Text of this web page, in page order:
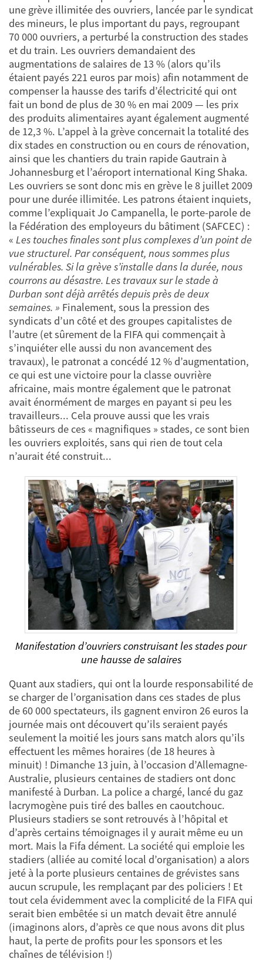
une grève illimitée des ouvriers, lancée par le syndicat
des mineurs, le plus important du pays, regroupant
70 000 ouvriers, a perturbé la construction des stades
et du train. Les ouvriers demandaient des
augmentations de salaires de 13 % (alors qu’ils
étaient payés 221 euros par mois) afin notamment de
compenser la hausse des tarifs d’électricité qui ont
fait un bond de plus de 30 % en mai 2009 — les prix
des produits alimentaires ayant également augmenté
de 12,3 %. L’appel à la grève concernait la totalité des
dix stades en construction ou en cours de rénovation,
ainsi que les chantiers du train rapide Gautrain à
Johannesburg et l’aéroport international King Shaka.
Les ouvriers se sont donc mis en grève le 8 juillet 2009
pour une durée illimitée. Les patrons étaient inquiets,
comme l’expliquait Jo Campanella, le porte-parole de
la Fédération des employeurs du bâtiment (SAFCEC) :
« Les touches finales sont plus complexes d’un point de
vue structurel. Par conséquent, nous sommes plus
vulnérables. Si la grève s’installe dans la durée, nous
courrons au désastre. Les travaux sur le stade à
Durban sont déjà arrêtés depuis près de deux
semaines. » Finalement, sous la pression des
syndicats d’un côté et des groupes capitalistes de
l’autre (et sûrement de la FIFA qui commençait à
s’inquiéter elle aussi du non avancement des
travaux), le patronat a concédé 12 % d’augmentation,
ce qui est une victoire pour la classe ouvrière
africaine, mais montre également que le patronat
avait énormément de marges en payant si peu les
travailleurs... Cela prouve aussi que les vrais
bâtisseurs de ces « magnifiques » stades, ce sont bien
les ouvriers exploités, sans qui rien de tout cela
n’aurait été construit...
Manifestation d’ouvriers construisant les stades pour
une hausse de salaires
Quant aux stadiers, qui ont la lourde responsabilité de
se charger de l’organisation dans ces stades de plus
de 60 000 spectateurs, ils gagnent environ 26 euros la
journée mais ont découvert qu’ils seraient payés
seulement la moitié les jours sans match alors qu’ils
effectuent les mêmes horaires (de 18 heures à
minuit) ! Dimanche 13 juin, à l’occasion d’Allemagne-
Australie, plusieurs centaines de stadiers ont donc
manifesté à Durban. La police a chargé, lancé du gaz
lacrymogène puis tiré des balles en caoutchouc.
Plusieurs stadiers se sont retrouvés à l’hôpital et
d’après certains témoignages il y aurait même eu un
mort. Mais la Fifa dément. La société qui emploie les
stadiers (alliée au comité local d’organisation) a alors
jeté à la porte plusieurs centaines de grévistes sans
aucun scrupule, les remplaçant par des policiers ! Et
tout cela évidemment avec la complicité de la FIFA qui
serait bien embêtée si un match devait être annulé
(imaginons alors, d’après ce que nous avons dit plus
haut, la perte de profits pour les sponsors et les
chaînes de télévision !)